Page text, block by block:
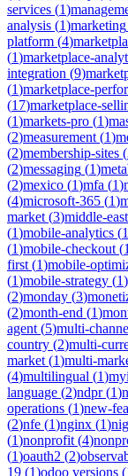
services (1)
analysis (1)marketing
platform (4)
(1)marketplace-
integration (9)
(1)marketplace-
(17)marketplace-
(1)markets-pro (1)
(2)measurement (1)
(2)membership-sites (
(2)messaging (1)
(2)mexico (1)mfa (1)
(4)microsoft-365 (1)
market (3)middle-east
(1)mobile-analytics (1
(1)mobile-checkout (1
first (1)mobile-
(1)mobile-strategy (1)
(2)monday (3)
(2)month-end (1)
agent (5)multi-
country (2)multi-
market (1)multi-
(4)multilingual (1)
language (2)ndpr(1)
operations (1)new-
(2)nfe (1)nginx (1)
(1)nonprofit (4)
(1)oauth2 (2)
19 (1)odoo versions (